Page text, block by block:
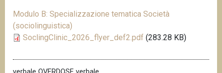
Modulo B: Specializzazione tematica Società
(sociolinguistica)
SoclingClinic_2026_flyer_def2.pdf (283.28 KB)